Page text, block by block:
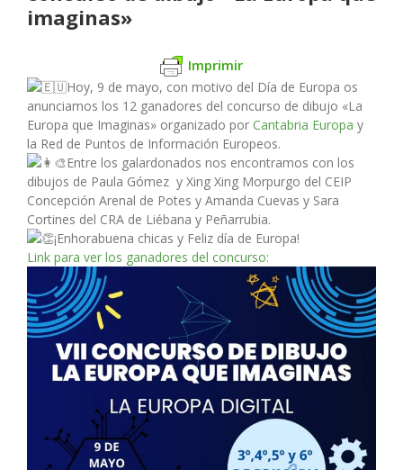
imaginas»
Imprimir
Hoy, 9 de mayo, con motivo del Día de Europa os
anunciamos los 12 ganadores del concurso de dibujo «La
Europa que Imaginas» organizado por Cantabria Europa y
la Red de Puntos de Información Europeos.
Entre los galardonados nos encontramos con los
dibujos de Paula Gómez y Xing Xing Morpurgo del CEIP
Concepción Arenal de Potes y Amanda Cuevas y Sara
Cortines del CRA de Liébana y Peñarrubia.
¡Enhorabuena chicas y Feliz día de Europa!
Link para ver los ganadores del concurso: